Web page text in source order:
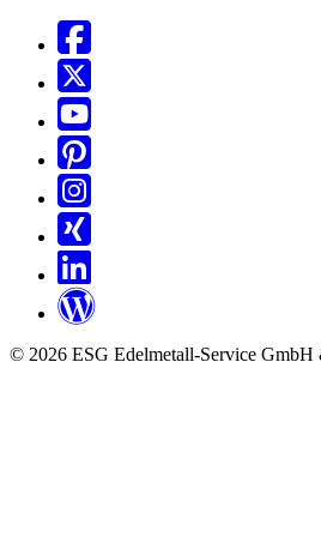
© 2026 ESG Edelmetall-Service